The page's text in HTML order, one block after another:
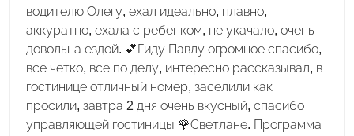
водителю Олегу, ехал идеально, плавно,
аккуратно, ехала с ребенком, не укачало, очень
довольна ездой. 💕Гиду Павлу огромное спасибо,
все четко, все по делу, интересно рассказывал, в
гостинице отличный номер, заселили как
просили, завтра 2 дня очень вкусный, спасибо
управляющей гостиницы 🌹Светлане. Программа